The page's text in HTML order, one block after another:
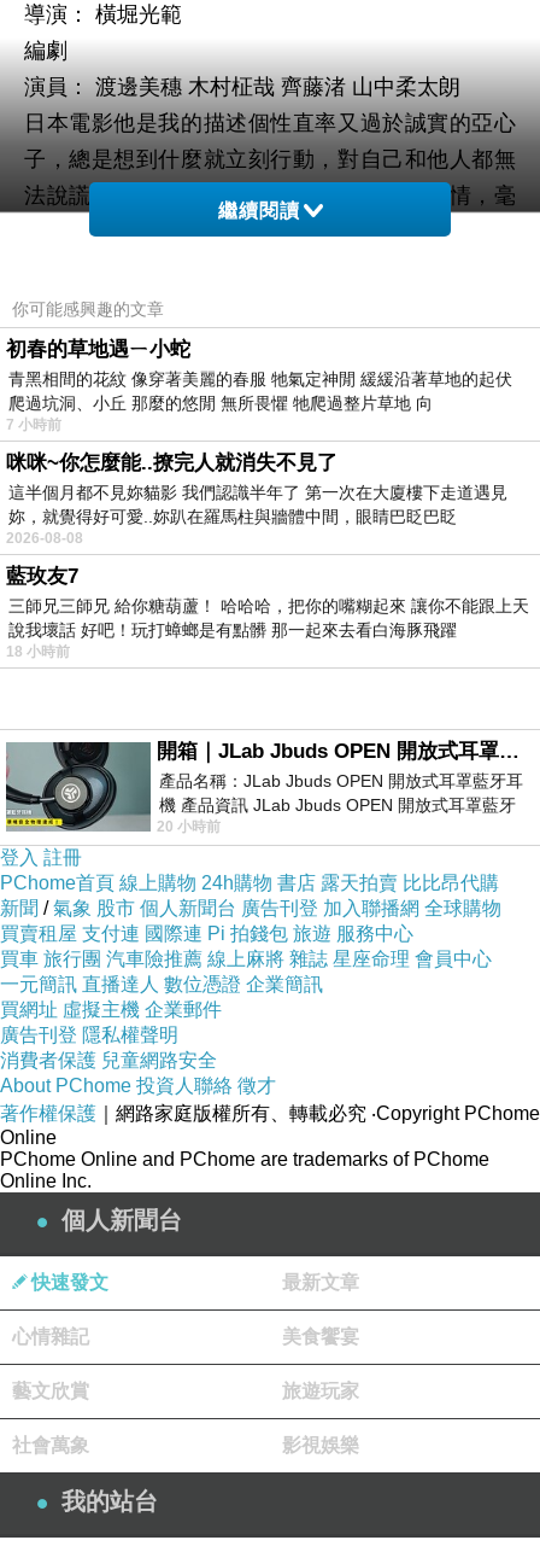
導演： 橫堀光範
編劇
演員： 渡邊美穗 木村柾哉 齊藤渚 山中柔太朗
日本電影他是我的描述個性直率又過於誠實的亞心
子，總是想到什麼就立刻行動，對自己和他人都無
法說謊。亞心子對學校風雲人物直己一見鍾情，毫
不掩飾地展開熱烈追求。亞心子卻察覺摯友充希的
定更要猛烈追求直己
根據同名漫畫改編，直率的渡邊美穗跟齊藤渚是好
姊妹，渡邊美穗對新轉來的木村征栽一見鍾情，渡
邊疑似發現好姊妹似乎也有好感之下，決定更要猛
烈展開追求，整部電影就是看渡邊美穗誇張的表演
對男主角展開追求，其中一段拜託好友場景轉換應
用頗具巧思，幸好男主角對女主角也不討厭，否則
在現實生活就是死纏爛打。
後半部高潮就是發現好姊妹居然出手了，雖然狗血
但整個氛圍讓觀眾頗能同情女主角，好姊妹擺明就
是綠茶婊，收尾一些地方皆大歡喜實在難以理解，
已經完全不是青少年演出高中生還算可以，誇張的
表演不至於讓人討厭，木村征栽飾演的校草賣帥應
該不少女孩們會喜歡，齊藤渚飾演的心機女應該會
讓人記得。
日本電影他是我的描述個性直率又過於誠實的亞心
子，總是想到什麼就立刻行動，對自己和他人都無
法說謊。亞心子對學校風雲人物直己一見鍾情，毫
不掩飾地展開熱烈追求。亞心子卻察覺摯友充希的
舉動似乎有些可疑，難道充希也喜歡他嗎?亞心子決
定更要猛烈追求直己，故事本身頗芭樂跟少女漫
畫，整體來說還算是流暢，幾位年輕演員青澀演出
算是尚可，整體來說還算是可以的純愛電影。
上一篇：電影版惡魔遊戲最後的鑰匙劇場版 ACMA:GAME ~最後の鍵~
下一篇： 靈異咒/日本電影詛咒 ノロイ 2005
繼續閱讀
你可能感興趣的文章
初春的草地遇ㄧ小蛇
青黑相間的花紋 像穿著美麗的春服 牠氣定神閒 緩緩沿著草地的起伏
爬過坑洞、小丘 那麼的悠閒 無所畏懼 牠爬過整片草地 向
7 小時前
咪咪~你怎麼能..撩完人就消失不見了
這半個月都不見妳貓影 我們認識半年了 第一次在大廈樓下走道遇見
妳，就覺得好可愛..妳趴在羅馬柱與牆體中間，眼睛巴眨巴眨
2026-08-08
藍玫友7
三師兄三師兄 給你糖葫蘆！ 哈哈哈，把你的嘴糊起來 讓你不能跟上天
說我壞話 好吧！玩打蟑螂是有點髒 那一起來去看白海豚飛躍
18 小時前
開箱｜JLab Jbuds OPEN 開放式耳罩藍牙耳機 - 設計美學，輕巧、透氣、環境音全物理達成！
產品名稱：JLab Jbuds OPEN 開放式耳罩藍牙耳
機 產品資訊 JLab Jbuds OPEN 開放式耳罩藍牙
耳機評語：非常有特色，值得喜愛美型工
20 小時前
登入 註冊
PChome首頁 線上購物 24h購物 書店 露天拍賣 比比昂代購
新聞 /氣象 股市 個人新聞台 廣告刊登 加入聯播網 全球購物
買賣租屋 支付連 國際連 Pi 拍錢包 旅遊 服務中心
買車 旅行團 汽車險推薦 線上麻將 雜誌 星座命理 會員中心
一元簡訊 直播達人 數位憑證 企業簡訊
買網址 虛擬主機 企業郵件
廣告刊登 隱私權聲明
消費者保護 兒童網路安全
About PChome 投資人聯絡 徵才
著作權保護 ｜網路家庭版權所有、轉載必究 ‧Copyright PChome
Online
PChome Online and PChome are trademarks of PChome
Online Inc.
個人新聞台
快速發文 最新文章
心情雜記 美食饗宴
藝文欣賞 旅遊玩家
社會萬象 影視娛樂
我的站台